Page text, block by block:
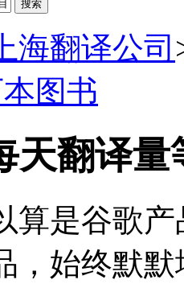
上海翻译公司
图书
天翻译量
算是谷歌
，始终默